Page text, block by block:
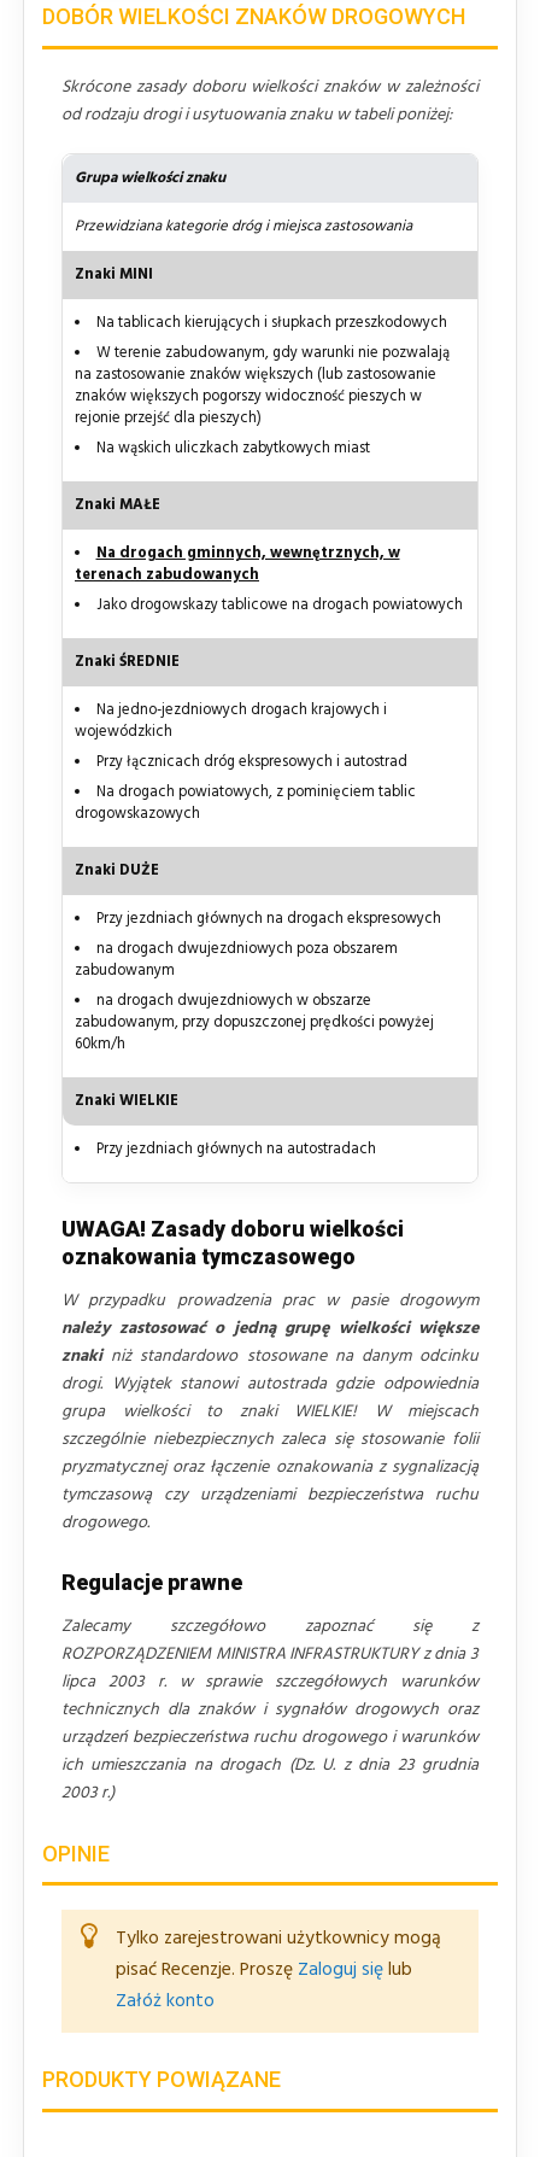
DOBÓR WIELKOŚCI ZNAKÓW DROGOWYCH
Skrócone zasady doboru wielkości znaków w zależności
od rodzaju drogi i usytuowania znaku w tabeli poniżej:
Grupa wielkości znaku
Przewidziana kategorie dróg i miejsca zastosowania
Znaki MINI
Na tablicach kierujących i słupkach przeszkodowych
W terenie zabudowanym, gdy warunki nie pozwalają
na zastosowanie znaków większych (lub zastosowanie
znaków większych pogorszy widoczność pieszych w
rejonie przejść dla pieszych)
Na wąskich uliczkach zabytkowych miast
Znaki MAŁE
Na drogach gminnych, wewnętrznych, w
terenach zabudowanych
Jako drogowskazy tablicowe na drogach powiatowych
Znaki ŚREDNIE
Na jedno-jezdniowych drogach krajowych i
wojewódzkich
Przy łącznicach dróg ekspresowych i autostrad
Na drogach powiatowych, z pominięciem tablic
drogowskazowych
Znaki DUŻE
Przy jezdniach głównych na drogach ekspresowych
na drogach dwujezdniowych poza obszarem
zabudowanym
na drogach dwujezdniowych w obszarze
zabudowanym, przy dopuszczonej prędkości powyżej
60km/h
Znaki WIELKIE
Przy jezdniach głównych na autostradach
UWAGA! Zasady doboru wielkości
oznakowania tymczasowego
W przypadku prowadzenia prac w pasie drogowym
należy zastosować o jedną grupę wielkości większe
znakiniż standardowo stosowane na danym odcinku
drogi. Wyjątek stanowi autostrada gdzie odpowiednia
grupa wielkości to znaki WIELKIE! W miejscach
szczególnie niebezpiecznych zaleca się stosowanie folii
pryzmatycznej oraz łączenie oznakowania z sygnalizacją
tymczasową czy urządzeniami bezpieczeństwa ruchu
drogowego.
Regulacje prawne
Zalecamy szczegółowo zapoznać się z
ROZPORZĄDZENIEM MINISTRA INFRASTRUKTURY z dnia 3
lipca 2003 r. w sprawie szczegółowych warunków
technicznych dla znaków i sygnałów drogowych oraz
urządzeń bezpieczeństwa ruchu drogowego i warunków
ich umieszczania na drogach (Dz. U. z dnia 23 grudnia
2003 r.)
OPINIE
Tylko zarejestrowani użytkownicy mogą
pisać Recenzje. Proszę Zaloguj sięlub
Załóż konto
PRODUKTY POWIĄZANE